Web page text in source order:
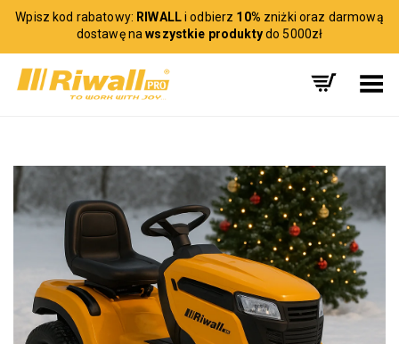
Wpisz kod rabatowy: RIWALLi odbierz 10% zniżki oraz darmową
dostawę nawszystkie produktydo 5000zł
Toggle Menu